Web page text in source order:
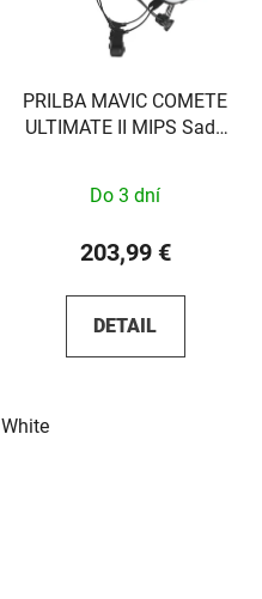
PRILBA MAVIC COMETE
ULTIMATE II MIPS Sada
Do 3 dní
203,99 €
DETAIL
White